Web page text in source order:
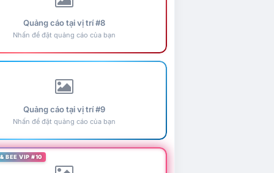
Quảng cáo tại vị trí #8
Nhấn để đặt quảng cáo của bạn
Quảng cáo tại vị trí #9
Nhấn để đặt quảng cáo của bạn
BEE VIP #10